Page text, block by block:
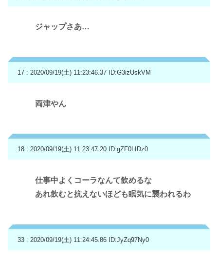
ジャップさあ…
17 : 2020/09/19(土) 11:23:46.37 ID:G3izUskVM
両津やん
18 : 2020/09/19(土) 11:23:47.20 ID:gZF0LIDz0
仕事中よくコーラなんて飲めるな
あれ飲むと抗えないほども眠気に襲われるわ
33 : 2020/09/19(土) 11:24:45.86 ID:JyZq97Ny0